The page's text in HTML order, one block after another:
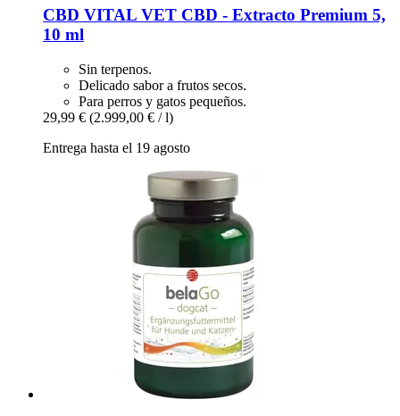
CBD VITAL VET CBD -​ Extracto Premium 5,
10 ml
Sin terpenos.
Delicado sabor a frutos secos.
Para perros y gatos pequeños.
29,99 € (2.999,00 € / l)
Entrega hasta el 19 agosto